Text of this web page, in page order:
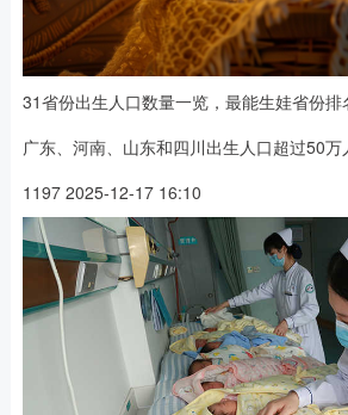
31省份出生人口数量一览，最能生娃省份排
广东、河南、山东和四川出生人口超过50万
1197 2025-12-17 16:10